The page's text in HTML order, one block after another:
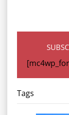
Tags